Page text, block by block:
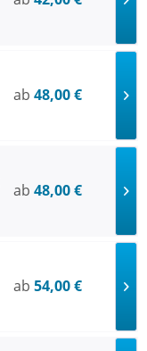
ab 48,00 €
ab 48,00 €
ab 54,00 €